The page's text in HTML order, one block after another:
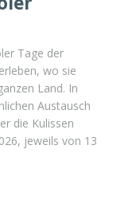
Tage der
wo sie
Land. In
Austausch
die Kulissen
jeweils von 13